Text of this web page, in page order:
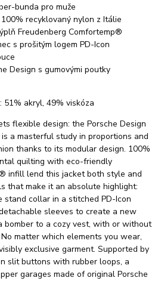
bunda pro muže
recyklovaný nylon z Itálie
Freudenberg Comfortemp®
s prošitým logem PD-Icon
Design s gumovými poutky
51% akryl, 49% viskóza
flexible design: the Porsche Design
a masterful study in proportions and
thanks to its modular design. 100%
quilting with eco-friendly
infill lend this jacket both style and
that make it an absolute highlight:
stand collar in a stitched PD-Icon
sleeves to create a new
bomber to a cozy vest, with or without
matter which elements you wear,
exclusive garment. Supported by
slit buttons with rubber loops, a
garages made of original Porsche